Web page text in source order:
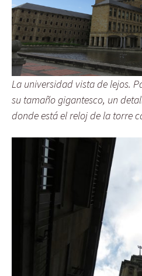
La universidad vista de lejos.
su tamaño gigantesco, un
donde está el reloj de la torre